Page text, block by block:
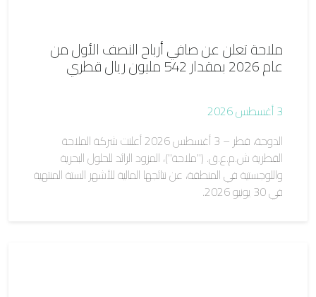
ملاحة تعلن عن صافي أرباح النصف الأول من
عام 2026 بمقدار 542 مليون ريال قطري
3 أغسطس 2026
الدوحة، قطر – 3 أغسطس 2026 أعلنت شركة الملاحة
القطرية ش.م.ع.ق. ("ملاحة")، المزود الرائد للحلول البحرية
واللوجستية في المنطقة، عن نتائجها المالية للأشهر الستة المنتهية
في 30 يونيو 2026.